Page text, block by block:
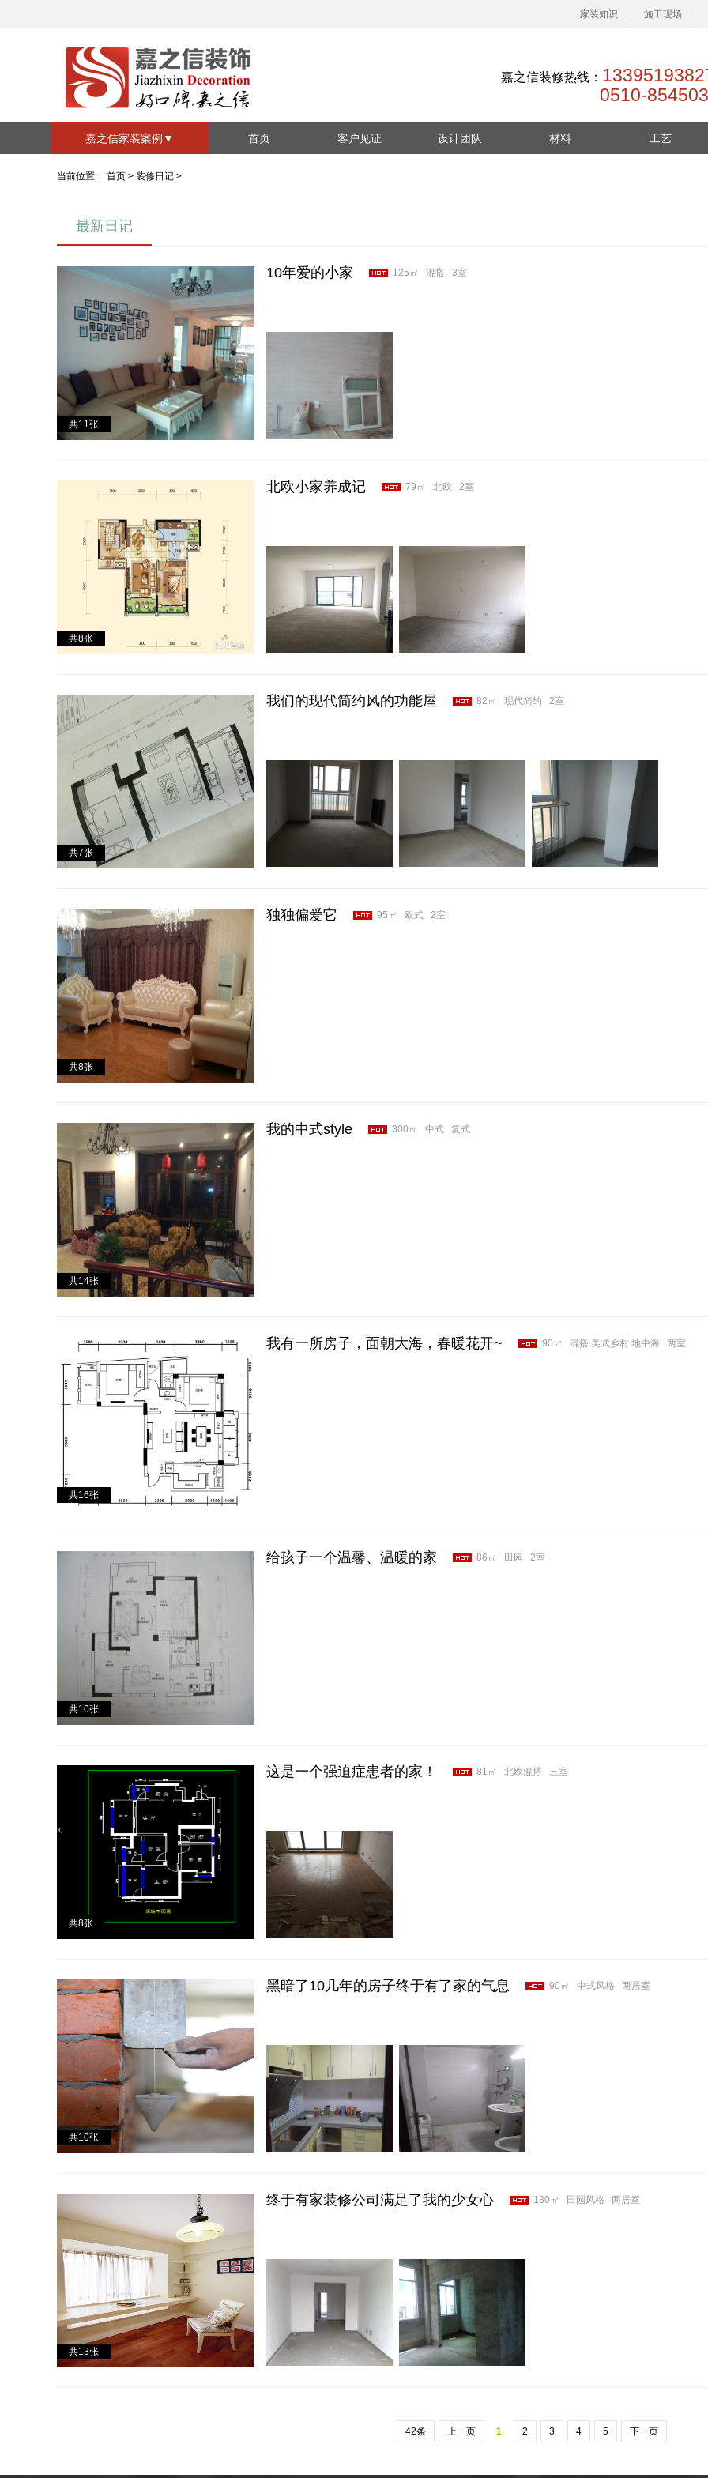
家装知识 施工现场
嘉之信装修热线：
0510-
嘉之信家装案例 ▼
家装套系
装修风格
地中海
混搭
房屋户型
小户型房 两室一厅
普通住宅 豪华别墅
旧房改造
首页 客户见证 设计团队 材料 工艺
当前位置： 首页 > 装修日记 >
最新日记
共11张
10年爱的小家 125㎡ 混搭 3室
共8张
北欧小家养成记 79㎡ 北欧 2室
共7张
我们的现代简约风的功能屋 82㎡ 现代简约 2室
共8张
独独偏爱它 95㎡ 欧式 2室
共14张
我的中式style 300㎡ 中式 复式
共16张
我有一所房子，面朝大海，春暖花开~ 90㎡ 混搭 美式乡村 地中海 两室
共10张
给孩子一个温馨、温暖的家 86㎡ 田园 2室
共8张
这是一个强迫症患者的家！ 81㎡ 北欧混搭 三室
共10张
黑暗了10几年的房子终于有了家的气息 90㎡ 中式风格 两居室
共13张
终于有家装修公司满足了我的少女心 130㎡ 田园风格 两居室
42条 上一页 1 2 3 4 5 下一页